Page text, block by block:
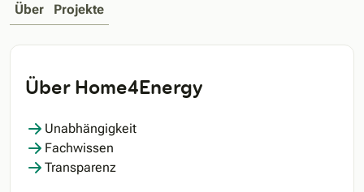
Über Projekte
Über Home4Energy
Unabhängigkeit
Fachwissen
Transparenz